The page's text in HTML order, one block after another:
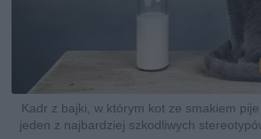
Kadr z bajki, w którym kot ze smakiem
jeden z najbardziej szkodliwych